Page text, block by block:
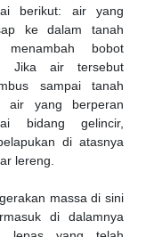
berikut: air yang
ke dalam tanah
menambah bobot
Jika air tersebut
sampai tanah
air yang berperan
bidang gelincir,
di atasnya
lereng.
massa di sini
di dalamnya